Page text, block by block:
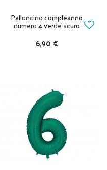
Palloncino compleanno
numero 4 verde scuro
6,90 €